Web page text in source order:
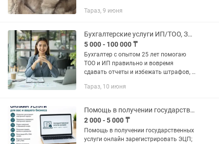
конфиденциальность гарантировано
Тараз, 9 июня
Бухгалтерские услуги ИП/ТОО, Закрытие ИП, ЭСФ, СНТ
5 000 - 100 000 ₸
Бухгалтер с опытом 25 лет помогаю
ТОО и ИП правильно и вовремя
сдавать отчеты и избежать штрафов, а
сокращать расходы, оптимизировать
Тараз, 10 июня
Помощь в получении государственных услуги онлайн
2 000 - 5 000 ₸
Помощь в получении государственных
услуги онлайн зарегистрировать ЭЦП;